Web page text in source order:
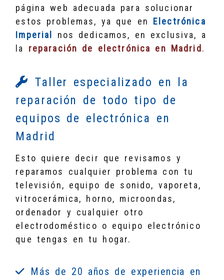
página web adecuada para solucionar
estos problemas, ya que en Electrónica
Imperial
nos dedicamos, en exclusiva, a
la reparación de electrónica en Madrid .
Taller especializado en la
reparación de todo tipo de
equipos de electrónica en
Madrid
Esto quiere decir que revisamos y
reparamos cualquier problema con tu
televisión, equipo de sonido, vaporeta,
vitrocerámica, horno, microondas,
ordenador y cualquier otro
electrodoméstico o equipo electrónico
que tengas en tu hogar.
Más de 20 años de experiencia en